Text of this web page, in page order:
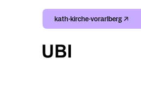
kath-kirche-vorarlberg